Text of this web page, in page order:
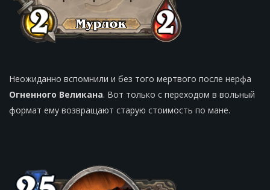
Неожиданно вспомнили и без того мертвого после нерфа
Огненного Великана. Вот только с переходом в вольный
формат ему возвращают старую стоимость по мане.